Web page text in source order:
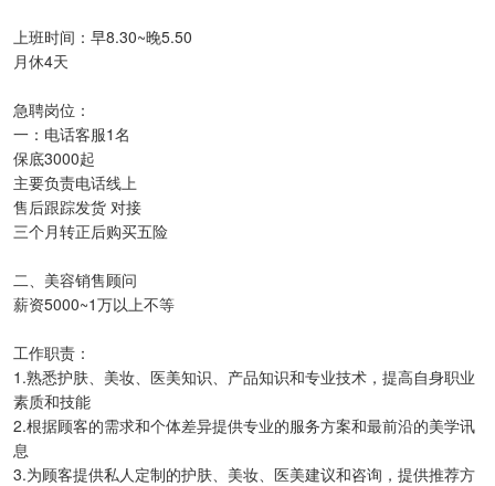
上班时间：早8.30~晚5.50
月休4天
急聘岗位：
一：电话客服1名
保底3000起
主要负责电话线上
售后跟踪发货 对接
三个月转正后购买五险
二、美容销售顾问
薪资5000~1万以上不等
工作职责：
1.熟悉护肤、美妆、医美知识、产品知识和专业技术，提高自身职业
素质和技能
2.根据顾客的需求和个体差异提供专业的服务方案和最前沿的美学讯
息
3.为顾客提供私人定制的护肤、美妆、医美建议和咨询，提供推荐方